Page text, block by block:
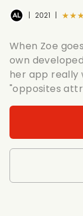
| 2021 |
When Zoe
own
her app really
"opposites